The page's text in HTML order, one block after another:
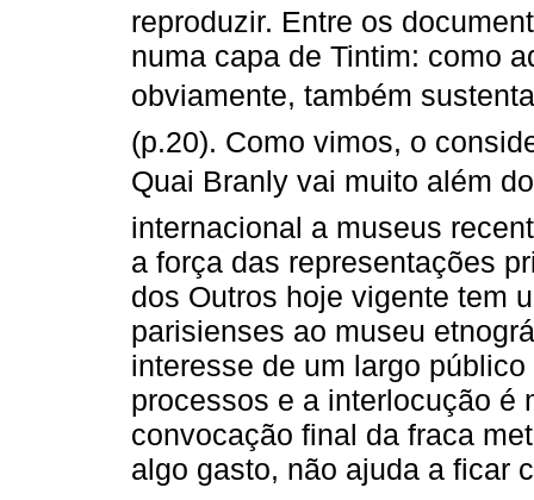
reproduzir. Entre os
numa capa de Tintim: como
obviamente, também
(p.20). Como vimos, o
Quai Branly vai muito além
internacional a museus
a força das representações
dos Outros hoje vigente tem
parisienses ao museu
interesse de um largo
processos e a interlocução é
convocação final da fraca
algo gasto, não ajuda a ficar